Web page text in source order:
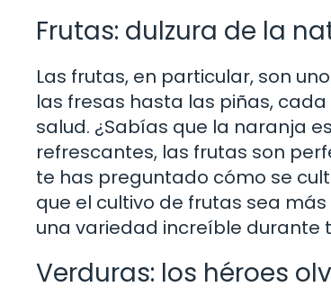
Frutas: dulzura de la
Las frutas, en particular, son
las fresas hasta las piñas,
salud. ¿Sabías que la naranja
refrescantes, las frutas son
te has preguntado cómo se
que el cultivo de frutas sea
una variedad increíble durante
Verduras: los héroes